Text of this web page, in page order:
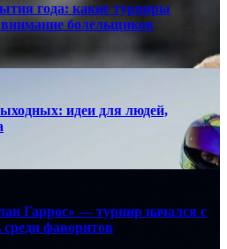
года: какие турниры
болельщиков
идеи для людей,
Гаррос» — турнир начался с
среди фаворитов